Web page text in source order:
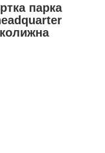
парка